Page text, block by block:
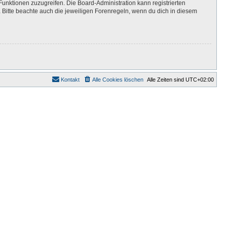
zuzugreifen. Die Board-Administration kann registrierten
beachte auch die jeweiligen Forenregeln, wenn du dich in diesem
Alle Zeiten sind UTC+02:00
Alle Cookies löschen
Kontakt